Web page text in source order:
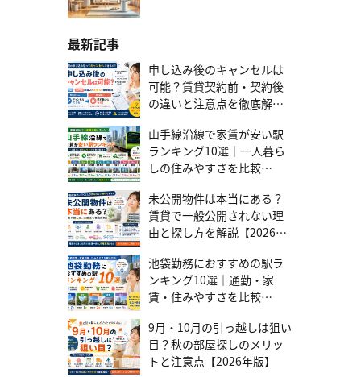
め把握しておくことが大切です。 金利上昇で総返済額が増えるリス
は家計を圧迫し、ライフプランを揺るがしかねません。 将来の返済
計画が立てにくい 固定金利は完済までの返済額が確定し、ライフプ
ランを立てやすいのが特徴です。一方、変動金利は将来の返済額が
不確定で、金利上昇への不安が伴います。子どもの進学など大きな
支出と金利上昇が重なれば、家計への負担が一気に増します。 返済
しても元金が減らない「未払利息」のリスク 「125%ルール」によ
り返済額の急増は抑えられますが、それを超えるほど金利が大幅に
上昇した場合、「月々の返済額 ＜ 支払うべき利息額」という状況が
起こり得ます。この返済しきれない利息が「未払利息」です。毎月
返済しているのにローン残高が増えるという事態に陥ります。 変動
金利のリスクに備える4つの方法 変動金利のメリットを活かすに
は、徹底したリスク管理が欠かせません。ここでは、4つの対策をご
紹介します。 対策1：「みなし返済」で来るべき上昇に備える 固定
金利（例：2%）で借りたと仮定し、変動金利との差額を毎月「ない
もの」として貯蓄するのが、堅実かつ効果的な対策です。将来金利
が上昇した場合にはこの貯蓄から補填でき、上がらなければ繰り上
げ返済の資金として活用できます。 対策2：「繰り上げ返済」で元
金を減らす 金利が低い今のうちに繰り上げ返済で元金を減らすのは
有効です。元金が減れば、将来金利が上昇しても利息の増加額を抑
えられます。総支払額を大きく減らせる「期間短縮型」がおすすめ
済ニュースにアンテナを張り、金利動向をチェックしましょう。金
利が大幅に上昇した場合、固定金利への「借り換え」を検討しま
最新記事
申し込み後のキャンセルは
可能？賃貸契約前・契約後
の違いと注意点を徹底解説
山手線沿線で家賃が安い駅
ランキング10選｜一人暮ら
しの住みやすさを比較
未公開物件は本当にある？
賃貸で一般公開されない理
由と探し方を解説【2026年
池袋勤務におすすめの駅ラ
ンキング10選｜通勤・家
賃・住みやすさを比較
9月・10月の引っ越しは狙い
目？秋の部屋探しのメリッ
トと注意点【2026年版】